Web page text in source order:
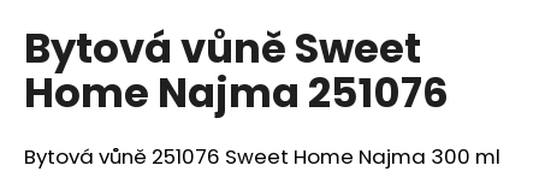
produktu
je
0,0
hvězdiček.
Bytová vůně Sweet
Home Najma 251076
Bytová vůně 251076 Sweet Home Najma 300 ml
HLEDAT